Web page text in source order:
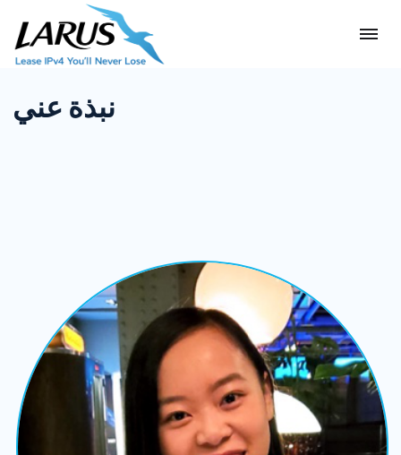
نبذة عني